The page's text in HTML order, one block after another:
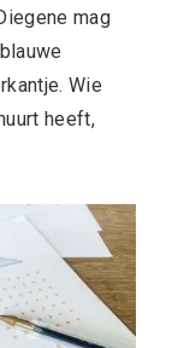
mag
Wie
heeft,